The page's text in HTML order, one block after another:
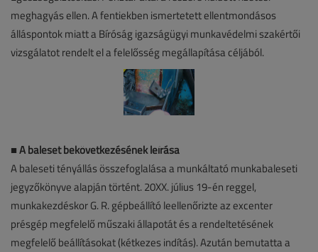
meghagyás ellen. A fentiekben ismertetett ellentmondásos
álláspontok miatt a Bíróság igazságügyi munkavédelmi szakértői
vizsgálatot rendelt el a felelősség megállapítása céljából.
■A baleset bekövetkezésének leírása
A baleseti tényállás összefoglalása a munkáltató munkabaleseti
jegyzőkönyve alapján történt. 20XX. július 19-én reggel,
munkakezdéskor G. R. gépbeállító leellenőrizte az excenter
présgép megfelelő műszaki állapotát és a rendeltetésének
megfelelő beállításokat (kétkezes indítás). Azután bemutatta a